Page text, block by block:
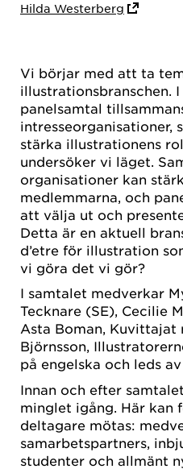
Vi börjar med att ta
illustrationsbranschen.
panelsamtal
intresseorganisationer,
stärka illustrationens
undersöker vi läget.
organisationer kan
medlemmarna, och
att välja ut och
Detta är en aktuell
d’etre för illustration
vi göra det vi gör?
I samtalet medverkar
Tecknare (SE), Cecilie
Asta Boman, Kuvittajat
Björnsson,
på engelska och leds
Innan och efter
minglet igång. Här kan
deltagare mötas:
samarbetspartners,
studenter och allmänt
Hilda Westerberg